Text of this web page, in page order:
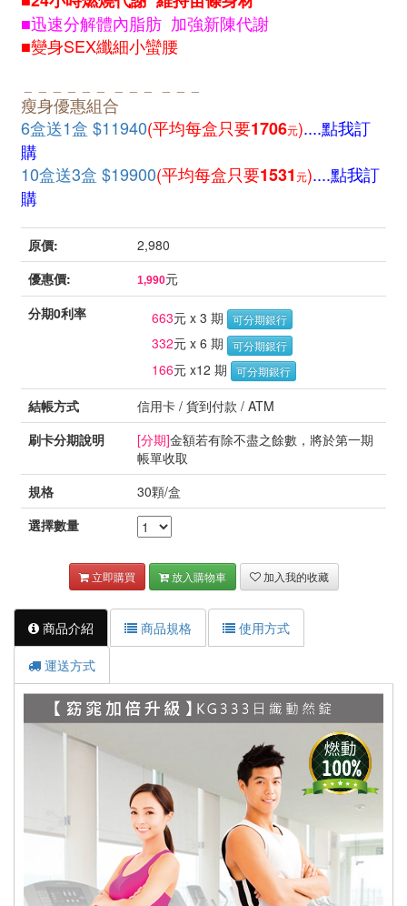
■迅速分解體內脂肪 加強新陳代謝
■變身SEX纖細小蠻腰
瘦身優惠組合
6盒送1盒 $11940(平均每盒只要1706元)....點我訂
購
10盒送3盒 $19900(平均每盒只要1531元)....點我訂
購
原價:
2,980
優惠價:
1,990元
分期0利率
663元 x 3 期 可分期銀行
332元 x 6 期 可分期銀行
166元 x12 期 可分期銀行
結帳方式
信用卡 / 貨到付款 / ATM
刷卡分期說明
[分期]金額若有除不盡之餘數，將於第一期
帳單收取
規格
30顆/盒
選擇數量
立即購買 放入購物車 加入我的收藏
商品介紹 商品規格 使用方式
運送方式